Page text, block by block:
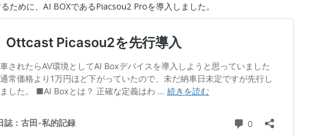
ために、AI BOXであるPiacsou2 Proを導入しました。